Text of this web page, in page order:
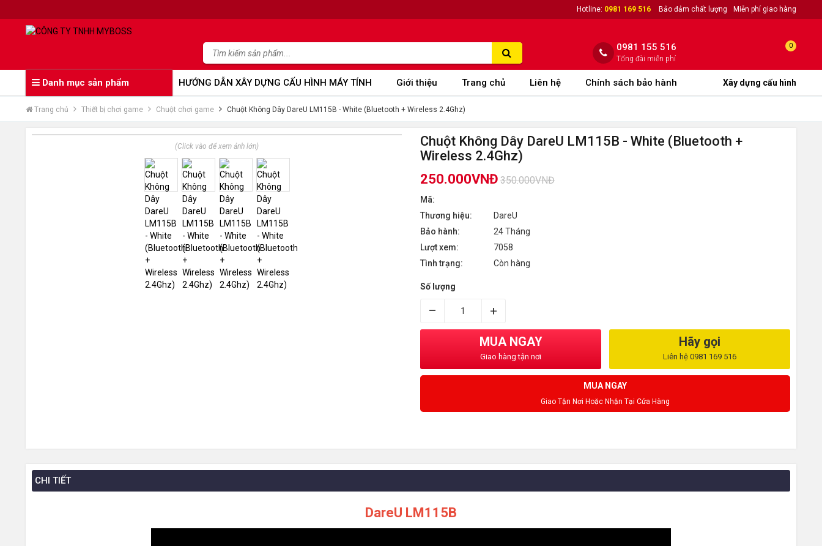
Hotline: 0981 169 516 Bảo đảm chất lượng Miễn phí giao hàng
0981 155 516
Tổng đài miễn phí
0
Danh mục sản phẩm HƯỚNG DẪN XÂY DỰNG CẤU HÌNH MÁY TÍNH Giới thiệu Trang chủ Liên hệ Chính sách bảo hành Xây dựng cấu hình
Trang chủ Thiết bị chơi game Chuột chơi game Chuột Không Dây DareU LM115B - White (Bluetooth + Wireless 2.4Ghz)
(Click vào để xem ảnh lớn)
Chuột Không Dây DareU LM115B - White (Bluetooth +
Wireless 2.4Ghz)
250.000VNĐ 350.000VNĐ
Mã:
Thương hiệu:
DareU
Bảo hành:
24 Tháng
Lượt xem:
7058
Tình trạng:
Còn hàng
Số lượng
– +
MUA NGAY
Giao hàng tận nơi
Hãy gọi
Liên hệ 0981 169 516
MUA NGAY
Giao Tận Nơi Hoặc Nhận Tại Cửa Hàng
CHI TIẾT
DareU LM115B